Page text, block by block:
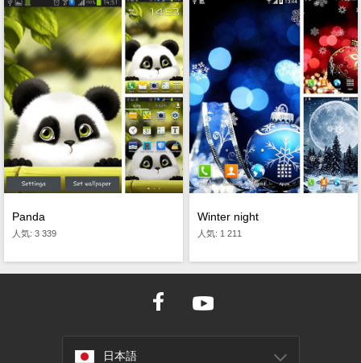
Panda
人気: 3 339
Winter night
人気: 1 211
日本語